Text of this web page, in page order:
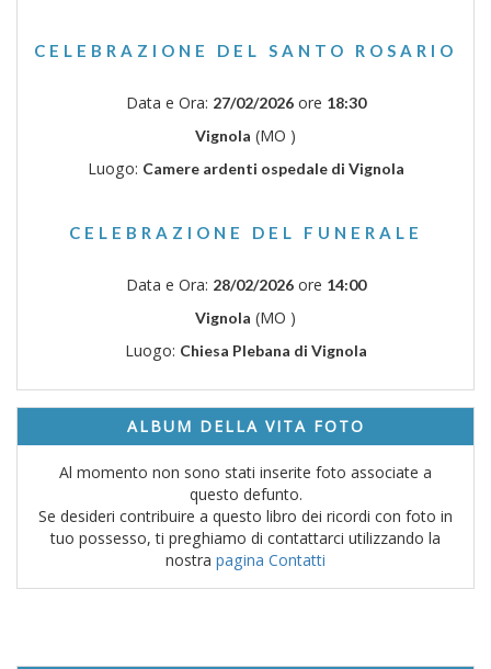
CELEBRAZIONE DEL SANTO ROSARIO
Data e Ora: 27/02/2026ore 18:30
Vignola (MO )
Luogo: Camere ardenti ospedale di Vignola
CELEBRAZIONE DEL FUNERALE
Data e Ora: 28/02/2026ore 14:00
Vignola (MO )
Luogo: Chiesa Plebana di Vignola
ALBUM DELLA VITA FOTO
Al momento non sono stati inserite foto associate a
questo defunto.
Se desideri contribuire a questo libro dei ricordi con foto in
tuo possesso, ti preghiamo di contattarci utilizzando la
nostra pagina Contatti